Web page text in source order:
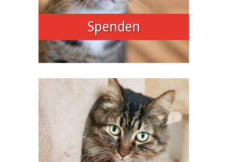
Spenden